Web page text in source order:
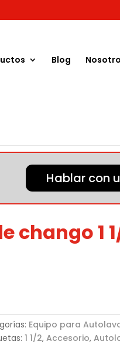
Blog
Hablar con
chango 1
Equipo para
1 1/2, Accesorio,